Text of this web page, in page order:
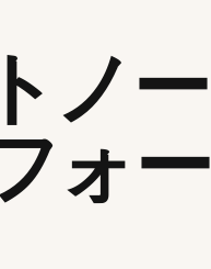
ノー
ォー